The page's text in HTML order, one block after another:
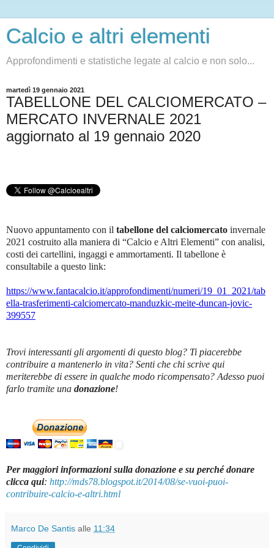
Calcio e altri elementi
Approfondimenti e statistiche legate al calcio e non solo...
martedì 19 gennaio 2021
TABELLONE DEL CALCIOMERCATO –
MERCATO INVERNALE 2021
aggiornato al 19 gennaio 2020
Nuovo appuntamento con il tabellone del calciomercato invernale
2021 costruito alla maniera di “Calcio e Altri Elementi” con analisi,
costi dei cartellini, ingaggi e ammortamenti. Il tabellone è
consultabile a questo link:
https://www.fantacalcio.it/approfondimenti/numeri/19_01_2021/tab
ella-trasferimenti-calciomercato-manduzkic-meite-duncan-jovic-
399557
Trovi interessanti gli argomenti di questo blog? Ti piacerebbe
contribuire a mantenerlo in vita? Senti che chi scrive qui
meriterebbe di essere in qualche modo ricompensato? Adesso puoi
farlo tramite una donazione!
Per maggiori informazioni sulla donazione e su perché donare
clicca qui: http://mds78.blogspot.it/2014/08/se-vuoi-puoi-
contribuire-calcio-e-altri.html
Marco De Santis alle 11:34